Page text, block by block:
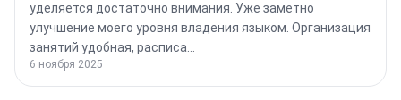
уделяется достаточно внимания. Уже заметно
улучшение моего уровня владения языком. Организация
занятий удобная, расписа…
6 ноября 2025